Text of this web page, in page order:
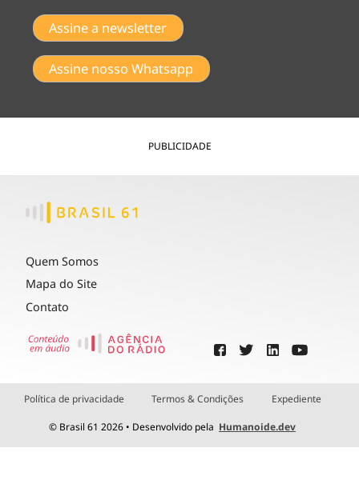
Assine a newsletter
Assine nosso Whatsapp
PUBLICIDADE
Quem Somos
Mapa do Site
Contato
Política de privacidade Termos & Condições Expediente
© Brasil 61 2026 • Desenvolvido pela Humanoide.dev